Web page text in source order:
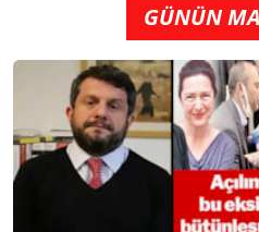
GÜNÜN